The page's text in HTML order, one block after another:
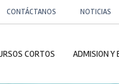
CONTÁCTANOS NOTICIAS
CORTOS ADMISION Y